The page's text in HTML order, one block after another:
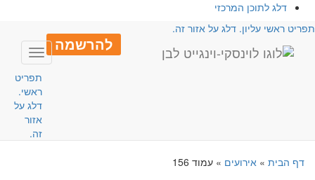
דלג לתוכן המרכזי
ראשי עליון. דלג על אזור זה.
להרשמה
Toggle
תפריט
ראשי.
דלג על
אזור
זה.
דף הבית» אירועים» עמוד 156